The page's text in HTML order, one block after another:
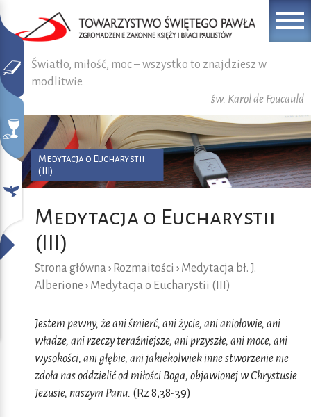
Światło, miłość, moc – wszystko to znajdziesz w
modlitwie.
św. Karol de Foucauld
Medytacja o Eucharystii
(III)
Medytacja o Eucharystii
(III)
Strona główna › Rozmaitości › Medytacja bł. J.
Alberione › Medytacja o Eucharystii (III)
Jestem pewny, że ani śmierć, ani życie, ani aniołowie, ani
władze, ani rzeczy teraźniejsze, ani przyszłe, ani moce, ani
wysokości, ani głębie, ani jakiekolwiek inne stworzenie nie
zdoła nas oddzielić od miłości Boga, objawionej w Chrystusie
Jezusie, naszym Panu. (Rz 8,38-39)